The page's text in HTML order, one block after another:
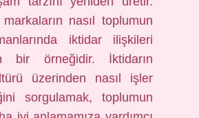
nasıl toplumun
iktidar ilişkileri
bir örneğidir. İktidarın
üzerinden nasıl işler
sorgulamak, toplumun